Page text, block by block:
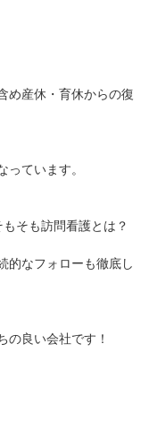
め産休・育休からの復
ています。
そも訪問看護とは？
的なフォローも徹底し
良い会社です！